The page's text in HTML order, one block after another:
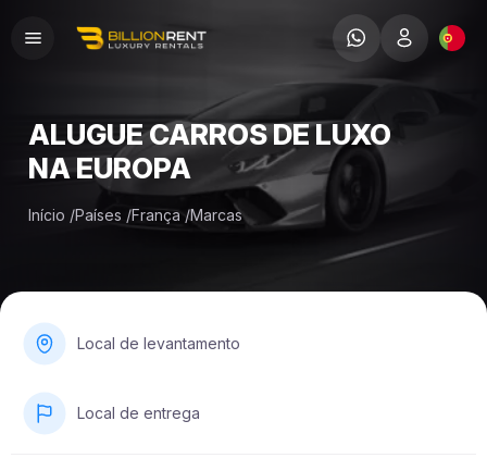
ALUGUE CARROS DE LUXO
NA EUROPA
Início /Países /França /Marcas
Local de levantamento
Local de entrega